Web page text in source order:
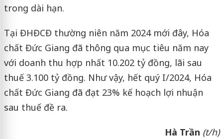
trong dài hạn.
Tại ĐHĐCĐ thường niên năm 2024 mới đây, Hóa
chất Đức Giang đã thông qua mục tiêu năm nay
với doanh thu hợp nhất 10.202 tỷ đồng, lãi sau
thuế 3.100 tỷ đồng. Như vậy, hết quý I/2024, Hóa
chất Đức Giang đã đạt 23% kế hoạch lợi nhuận
sau thuế đề ra.
Hà Trần (t/h)